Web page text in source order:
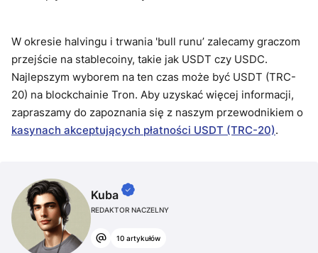
W okresie halvingu i trwania 'bull runu’ zalecamy graczom
przejście na stablecoiny, takie jak USDT czy USDC.
Najlepszym wyborem na ten czas może być USDT (TRC-
20) na blockchainie Tron. Aby uzyskać więcej informacji,
zapraszamy do zapoznania się z naszym przewodnikiem o
kasynach akceptujących płatności USDT (TRC-20).
Kuba
REDAKTOR NACZELNY
10 artykułów